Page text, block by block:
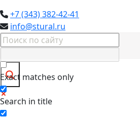
+7 (343) 382-42-41
info@stural.ru
Exact matches only
Search in title